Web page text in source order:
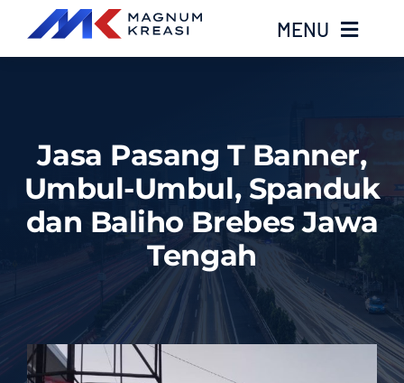
content
MENU
Services
Layanan Kami
Blog
Jasa Pasang T Banner,
Umbul-Umbul, Spanduk
dan Baliho Brebes Jawa
Tengah